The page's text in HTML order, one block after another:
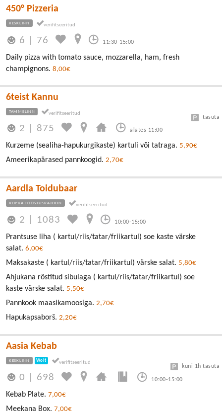
450° Pizzeria
KESKLINN
6 76 11:30-15:00
Daily pizza with tomato sauce, mozzarella, ham, fresh
champignons. 8,00€
6teist Kannu
TAMMELINN
2 875 alates 11:00
tasuta
Kurzeme (sealiha-hapukurgikaste) kartuli või tatraga. 5,90€
Ameerikapärased pannkoogid. 2,70€
Aardla Toidubaar
ROPKA TÖÖSTUSRAJOON
2 1083 10:00-15:00
Prantsuse liha ( kartul/riis/tatar/friikartul) soe kaste värske
salat. 6,00€
Maksakaste ( kartul/riis/tatar/friikartul) värske salat. 5,80€
Ahjukana röstitud sibulaga ( kartul/riis/tatar/friikartul) soe
kaste värske salat. 5,50€
Pannkook maasikamoosiga. 2,70€
Hapukapsaborš. 2,20€
Aasia Kebab
KESKLINN Wolt
0 698 10:00-15:00
kuni 1h tasuta
Kebab Plate. 7,00€
Meekana Box. 7,00€